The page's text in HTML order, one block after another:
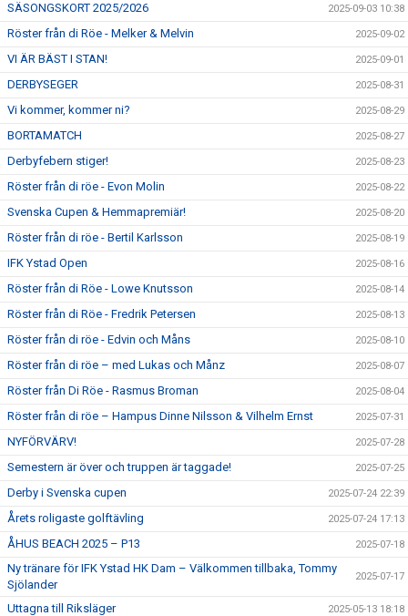
SÄSONGSKORT 2025/2026 2025-09-03 10:38
Röster från di Röe - Melker & Melvin 2025-09-02
VI ÄR BÄST I STAN! 2025-09-01
DERBYSEGER 2025-08-31
Vi kommer, kommer ni? 2025-08-29
BORTAMATCH 2025-08-27
Derbyfebern stiger! 2025-08-23
Röster från di röe - Evon Molin 2025-08-22
Svenska Cupen & Hemmapremiär! 2025-08-20
Röster från di röe - Bertil Karlsson 2025-08-19
IFK Ystad Open 2025-08-16
Röster från di Röe - Lowe Knutsson 2025-08-14
Röster från di Röe - Fredrik Petersen 2025-08-13
Röster från di röe - Edvin och Måns 2025-08-10
Röster från di röe – med Lukas och Månz 2025-08-07
Röster från Di Röe - Rasmus Broman 2025-08-04
Röster från di röe – Hampus Dinne Nilsson & Vilhelm Ernst 2025-07-31
NYFÖRVÄRV! 2025-07-28
Semestern är över och truppen är taggade! 2025-07-25
Derby i Svenska cupen 2025-07-24 22:39
Årets roligaste golftävling 2025-07-24 17:13
ÅHUS BEACH 2025 – P13 2025-07-18
Ny tränare för IFK Ystad HK Dam – Välkommen tillbaka, Tommy
Sjölander
2025-07-17
Uttagna till Riksläger 2025-05-13 18:18